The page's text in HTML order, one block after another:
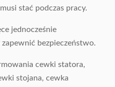
stać podczas pracy.
jednocześnie
bezpieczeństwo.
cewki statora,
stojana, cewka